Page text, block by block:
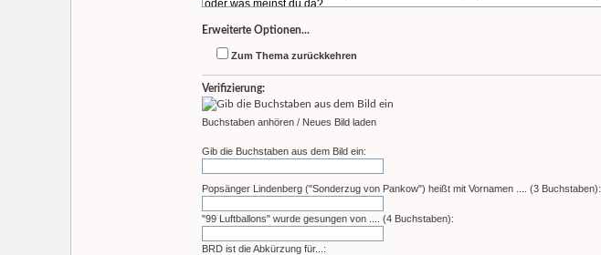
Erweiterte Optionen...
Zum Thema zurückkehren
Verifizierung:
Buchstaben anhören/ Neues Bild laden
Gib die Buchstaben aus dem Bild ein:
Popsänger Lindenberg ("Sonderzug von Pankow") heißt mit Vornamen .... (3 Buchstaben):
"99 Luftballons" wurde gesungen von .... (4 Buchstaben):
BRD ist die Abkürzung für...: